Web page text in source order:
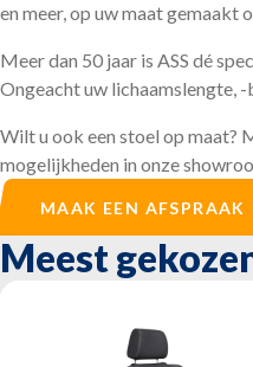
en meer, op uw maat gemaakt
Meer dan 50 jaar is ASS dé
Ongeacht uw lichaamslengte,
Wilt u ook een stoel op maat?
mogelijkheden in onze
MAAK EEN AFSPRAAK
Meest